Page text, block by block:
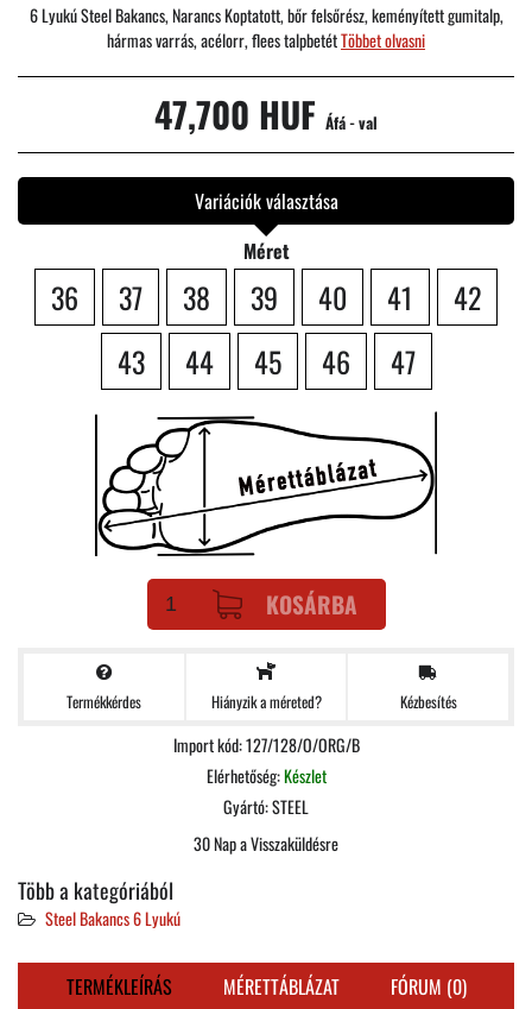
6 Lyukú Steel Bakancs, Narancs Koptatott, bőr felsőrész, keményített gumitalp,
hármas varrás, acélorr, flees talpbetétTöbbet olvasni
47,700 HUF Áfá - val
Variációk választása
Méret
36 37 38 39 40 41
42
43
44 45 46 47
KOSÁRBA
Termékkérdes Hiányzik a méreted? Kézbesítés
Import kód: 127/128/O/ORG/B
Elérhetőség:Készlet
Gyártó:STEEL
30 Nap a Visszaküldésre
Több a kategóriából
Steel Bakancs 6 Lyukú
TERMÉKLEÍRÁS MÉRETTÁBLÁZAT FÓRUM (0)